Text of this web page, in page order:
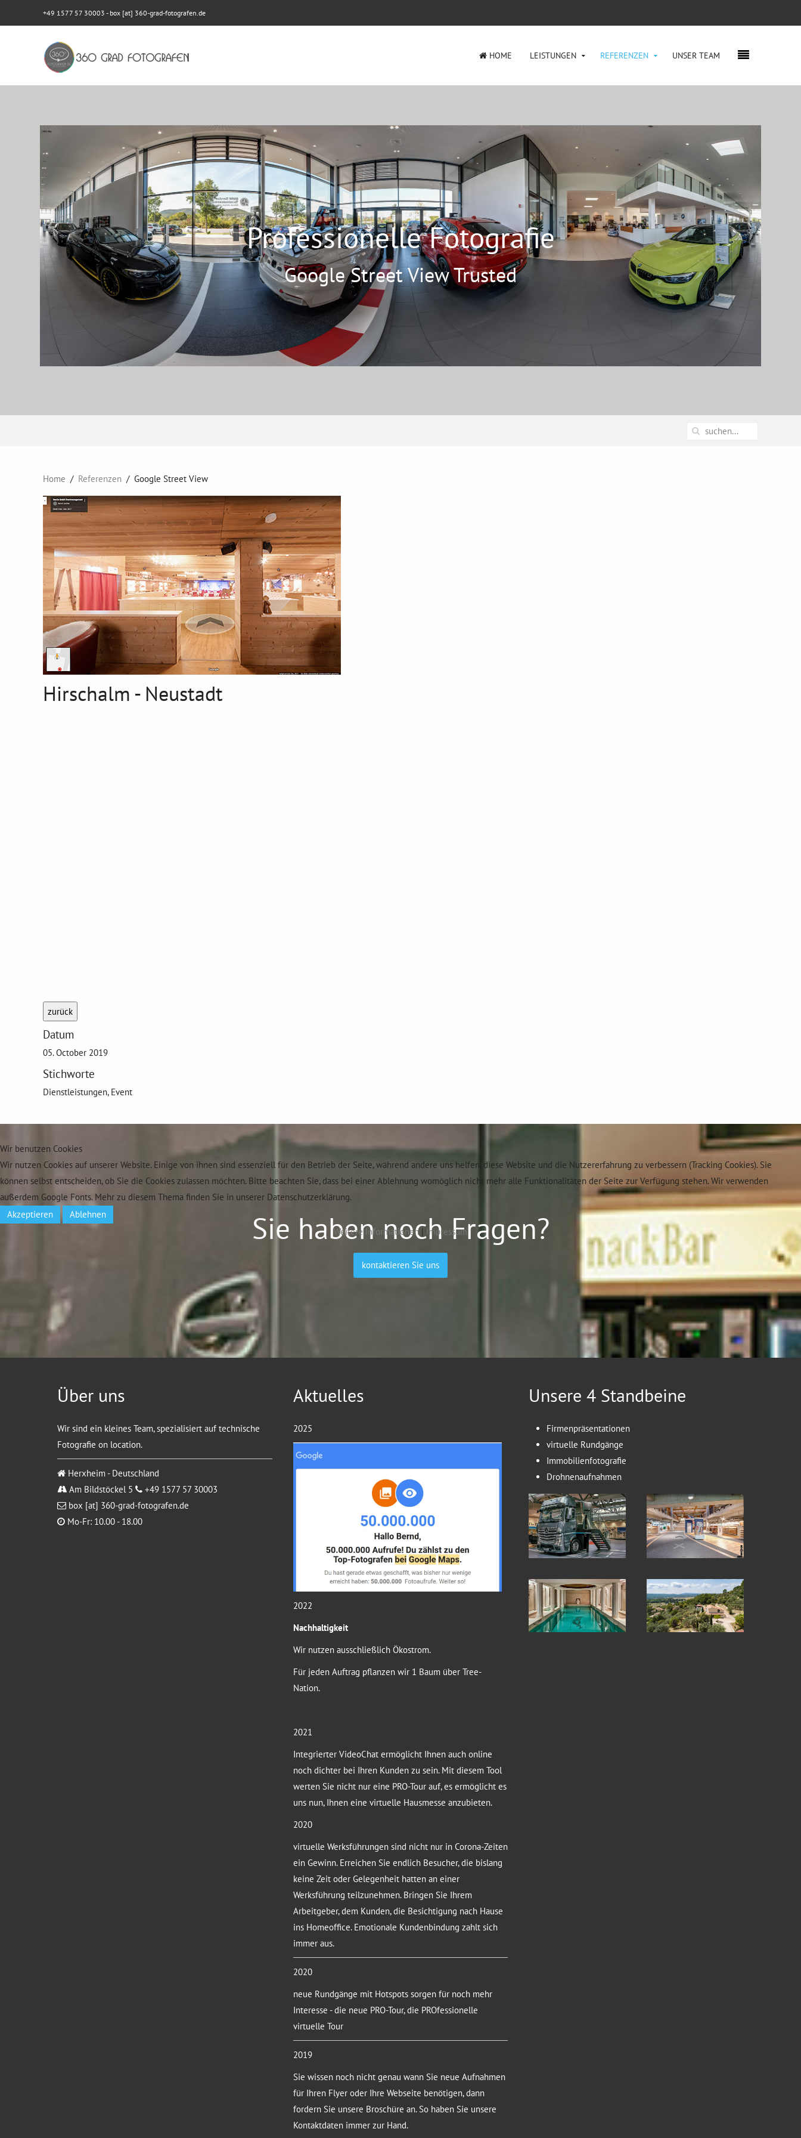
+49 1577 57 30003 - box [at] 360-grad-fotografen.de
HOME LEISTUNGEN REFERENZEN UNSER TEAM
Professionelle Fotografie
Google Street View Trusted
Home Referenzen Google Street View
Hirschalm - Neustadt
zurück
Datum
05. October 2019
Stichworte
Dienstleistungen, Event
Sie haben noch Fragen?
kontaktieren Sie uns
Über uns
Wir sind ein kleines Team, spezialisiert auf technische
Fotografie on location.
Herxheim - Deutschland
Am Bildstöckel 5
+49 1577 57 30003
box [at] 360-grad-fotografen.de
Mo-Fr: 10.00 - 18.00
Aktuelles
2025
2022
Nachhaltigkeit
Wir nutzen ausschließlich Ökostrom.
Für jeden Auftrag pflanzen wir 1 Baum über Tree-
Nation.
2021
Integrierter VideoChat ermöglicht Ihnen auch online
noch dichter bei Ihren Kunden zu sein. Mit diesem Tool
werten Sie nicht nur eine PRO-Tour auf, es ermöglicht es
uns nun, Ihnen eine virtuelle Hausmesse anzubieten.
2020
virtuelle Werksführungen sind nicht nur in Corona-Zeiten
ein Gewinn. Erreichen Sie endlich Besucher, die bislang
keine Zeit oder Gelegenheit hatten an einer
Werksführung teilzunehmen. Bringen Sie Ihrem
Arbeitgeber, dem Kunden, die Besichtigung nach Hause
ins Homeoffice. Emotionale Kundenbindung zahlt sich
immer aus.
2020
neue Rundgänge mit Hotspots sorgen für noch mehr
Interesse - die neue PRO-Tour, die PROfessionelle
virtuelle Tour
2019
Sie wissen noch nicht genau wann Sie neue Aufnahmen
für Ihren Flyer oder Ihre Webseite benötigen, dann
fordern Sie unsere Broschüre an. So haben Sie unsere
Kontaktdaten immer zur Hand.
Unsere 4 Standbeine
Firmenpräsentationen
virtuelle Rundgänge
Immobilienfotografie
Drohnenaufnahmen
Wir benutzen Cookies
Wir nutzen Cookies auf unserer Website. Einige von ihnen sind essenziell für den Betrieb der Seite, während andere uns helfen, diese Website und die Nutzererfahrung zu verbessern (Tracking Cookies). Sie
können selbst entscheiden, ob Sie die Cookies zulassen möchten. Bitte beachten Sie, dass bei einer Ablehnung womöglich nicht mehr alle Funktionalitäten der Seite zur Verfügung stehen. Wir verwenden
außerdem Google Fonts. Mehr zu diesem Thema finden Sie in unserer Datenschutzerklärung.
Akzeptieren
Ablehnen
Weitere Informationen| Impressum